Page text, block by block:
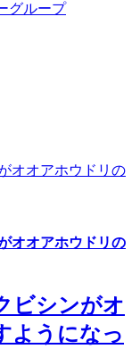
グループ
オオアホウドリの
オオアホウドリの
ビシンがオ
ようになっ